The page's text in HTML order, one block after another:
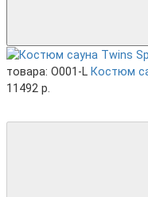
товара: O001-L Костюм
11492 р.